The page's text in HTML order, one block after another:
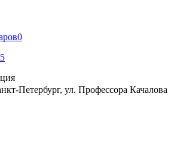
0
Петербург, ул. Профессора Качалова